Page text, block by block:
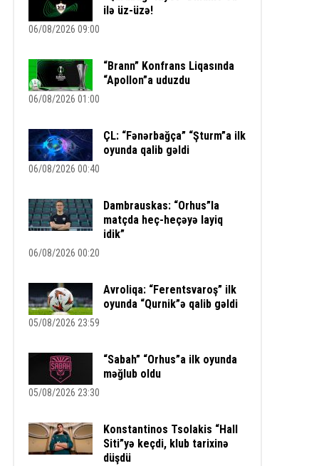
ilə üz-üzə!
06/08/2026 09:00
“Brann” Konfrans Liqasında
“Apollon”a uduzdu
06/08/2026 01:00
ÇL: “Fənərbağça” “Şturm”a ilk
oyunda qalib gəldi
06/08/2026 00:40
Dambrauskas: “Orhus”la
matçda heç-heçəyə layiq
idik”
06/08/2026 00:20
Avroliqa: “Ferentsvaroş” ilk
oyunda “Qurnik”ə qalib gəldi
05/08/2026 23:59
“Sabah” “Orhus”a ilk oyunda
məğlub oldu
05/08/2026 23:30
Konstantinos Tsolakis “Hall
Siti”yə keçdi, klub tarixinə
düşdü